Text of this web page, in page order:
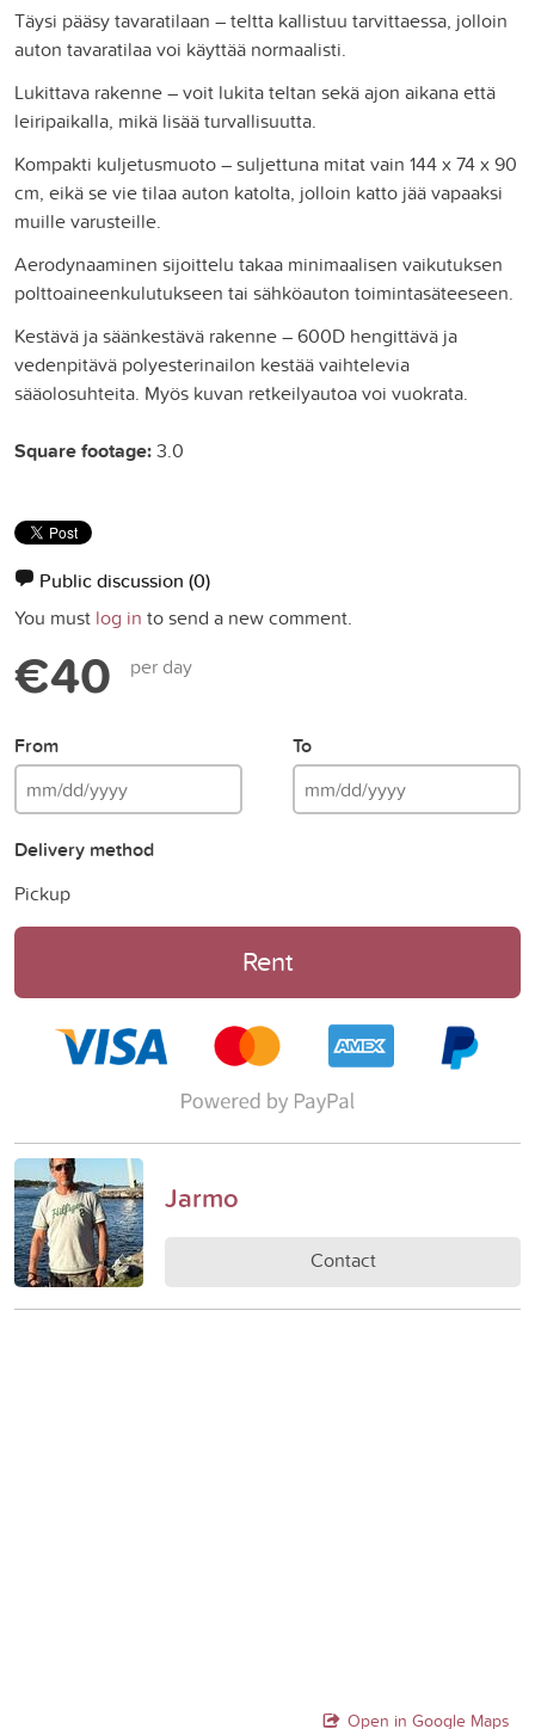
Täysi pääsy tavaratilaan – teltta kallistuu tarvittaessa, jolloin
auton tavaratilaa voi käyttää normaalisti.
Lukittava rakenne – voit lukita teltan sekä ajon aikana että
leiripaikalla, mikä lisää turvallisuutta.
Kompakti kuljetusmuoto – suljettuna mitat vain 144 x 74 x 90
cm, eikä se vie tilaa auton katolta, jolloin katto jää vapaaksi
muille varusteille.
Aerodynaaminen sijoittelu takaa minimaalisen vaikutuksen
polttoaineenkulutukseen tai sähköauton toimintasäteeseen.
Kestävä ja säänkestävä rakenne – 600D hengittävä ja
vedenpitävä polyesterinailon kestää vaihtelevia
sääolosuhteita. Myös kuvan retkeilyautoa voi vuokrata.
Square footage:3.0
Public discussion (0)
You must log in to send a new comment.
€40 per day
From To
Delivery method
Pickup
Rent
Jarmo
Contact
Open in Google Maps